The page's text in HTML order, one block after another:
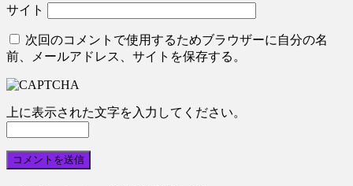
サイト
次回のコメントで使用するためブラウザーに自分の名
前、メールアドレス、サイトを保存する。
上に表示された文字を入力してください。